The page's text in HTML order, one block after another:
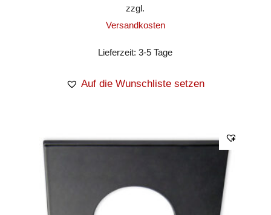
zzgl.
Versandkosten
Lieferzeit:3-5 Tage
Auf die Wunschliste setzen